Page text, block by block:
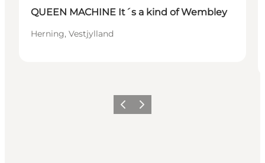
QUEEN MACHINE It´s a kind of Wembley
Herning, Vestjylland
Forrige billede
Næste billede